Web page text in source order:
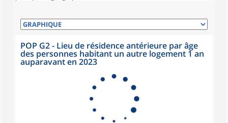
POP G2 - Lieu de résidence antérieure par âge
des personnes habitant un autre logement 1 an
auparavant en 2023